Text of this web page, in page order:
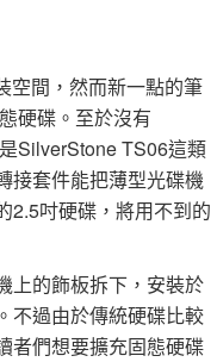
空間，然而新一點的筆
硬碟。至於沒有
SilverStone TS06這類
接套件能把薄型光碟機
2.5吋硬碟，將用不到的
上的飾板拆下，安裝於
不過由於傳統硬碟比較
者們想要擴充固態硬碟